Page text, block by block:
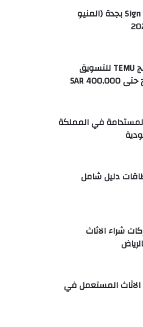
مطعم ساين Sign بجدة (المنيو
تحديثات برنامج TEMU للتسويق
بالعمولة اربح حتى SAR 400,000
في المملكة
دليل شامل
30 شركات شراء الاثاث
المستعمل في